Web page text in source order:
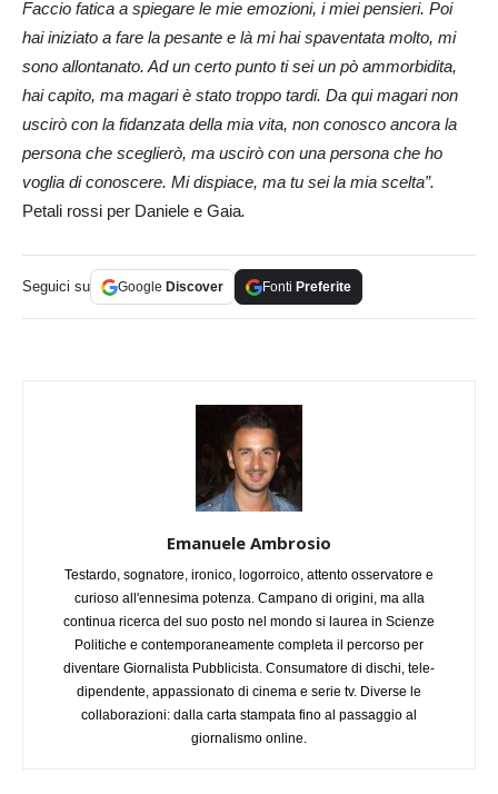
Faccio fatica a spiegare le mie emozioni, i miei pensieri. Poi
hai iniziato a fare la pesante e là mi hai spaventata molto, mi
sono allontanato. Ad un certo punto ti sei un pò ammorbidita,
hai capito, ma magari è stato troppo tardi. Da qui magari non
uscirò con la fidanzata della mia vita, non conosco ancora la
persona che sceglierò, ma uscirò con una persona che ho
voglia di conoscere. Mi dispiace, ma tu sei la mia scelta”.
Petali rossi per Daniele e Gaia.
Seguici su Google Discover Fonti Preferite
Emanuele Ambrosio
Testardo, sognatore, ironico, logorroico, attento osservatore e
curioso all'ennesima potenza. Campano di origini, ma alla
continua ricerca del suo posto nel mondo si laurea in Scienze
Politiche e contemporaneamente completa il percorso per
diventare Giornalista Pubblicista. Consumatore di dischi, tele-
dipendente, appassionato di cinema e serie tv. Diverse le
collaborazioni: dalla carta stampata fino al passaggio al
giornalismo online.